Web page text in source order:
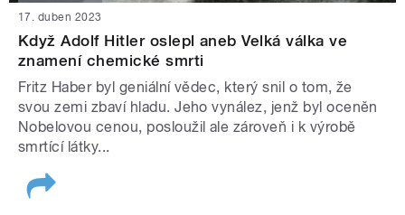
17. duben 2023
Když Adolf Hitler oslepl aneb Velká válka ve
znamení chemické smrti
Fritz Haber byl geniální vědec, který snil o tom, že
svou zemi zbaví hladu. Jeho vynález, jenž byl oceněn
Nobelovou cenou, posloužil ale zároveň i k výrobě
smrtící látky...